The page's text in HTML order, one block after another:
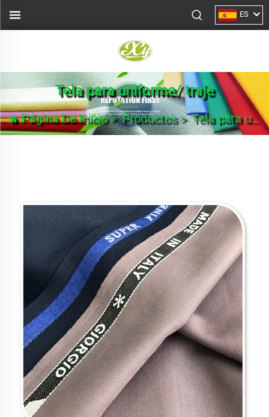
ES
Tela para uniforme/ traje
Página De Inicio>Productos>Tela para uniforme/ traje